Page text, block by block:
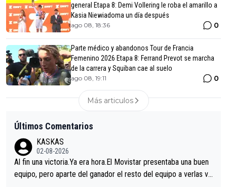
general Etapa 8: Demi Vollering le roba el amarillo a
Kasia Niewiadoma un día después
ago 08, 18:36 0
Parte médico y abandonos Tour de Francia
Femenino 2026 Etapa 8: Ferrand Prevot se marcha
de la carrera y Squiban cae al suelo
ago 08, 19:11 0
Más articulos
Últimos Comentarios
KASKAS
02-08-2026
Al fin una victoria.Ya era hora.El Movistar presentaba una buen
equipo, pero aparte del ganador el resto del equipo a verlas ve